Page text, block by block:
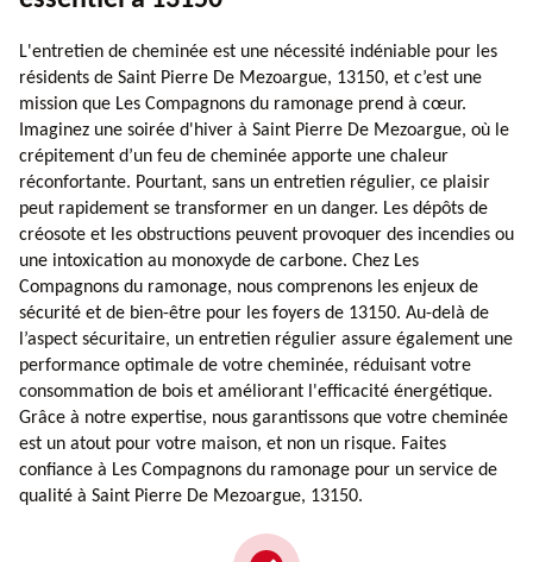
L'entretien de cheminée est une nécessité indéniable pour les
résidents de Saint Pierre De Mezoargue, 13150, et c’est une
mission que Les Compagnons du ramonage prend à cœur.
Imaginez une soirée d'hiver à Saint Pierre De Mezoargue, où le
crépitement d’un feu de cheminée apporte une chaleur
réconfortante. Pourtant, sans un entretien régulier, ce plaisir
peut rapidement se transformer en un danger. Les dépôts de
créosote et les obstructions peuvent provoquer des incendies ou
une intoxication au monoxyde de carbone. Chez Les
Compagnons du ramonage, nous comprenons les enjeux de
sécurité et de bien-être pour les foyers de 13150. Au-delà de
l’aspect sécuritaire, un entretien régulier assure également une
performance optimale de votre cheminée, réduisant votre
consommation de bois et améliorant l'efficacité énergétique.
Grâce à notre expertise, nous garantissons que votre cheminée
est un atout pour votre maison, et non un risque. Faites
confiance à Les Compagnons du ramonage pour un service de
qualité à Saint Pierre De Mezoargue, 13150.